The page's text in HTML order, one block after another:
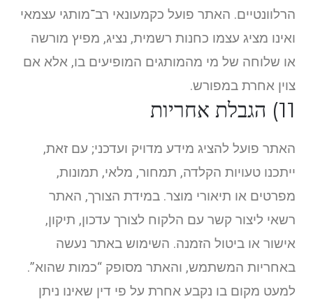
הרלוונטיים. האתר פועל כקמעונאי רב־מותגי עצמאי
ואינו מציג עצמו כחנות רשמית, נציג, מפיץ מורשה
או שלוחה של מי מהמותגים המופיעים בו, אלא אם
צוין אחרת במפורש.
11) הגבלת אחריות
האתר פועל להציג מידע מדויק ועדכני; עם זאת,
ייתכנו טעויות הקלדה, תמחור, מלאי, תמונות,
מפרטים או תיאורי מוצר. במידת הצורך, האתר
רשאי ליצור קשר עם הלקוח לצורך עדכון, תיקון,
אישור או ביטול הזמנה. השימוש באתר נעשה
באחריות המשתמש, והאתר מסופק “כמות שהוא”.
למעט מקום בו נקבע אחרת על פי דין שאינו ניתן